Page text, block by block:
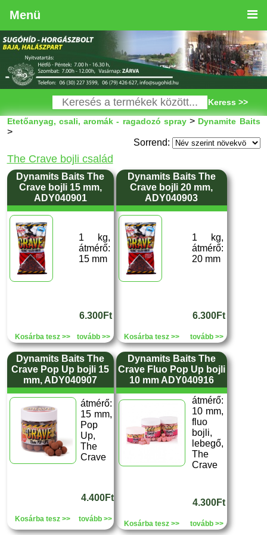
Menü
Keress >>
Etetőanyag, csali, aromák - ragadozó spray> Dynamite Baits
>
Sorrend:
The Crave bojli család
Dynamits Baits The
Crave bojli 15 mm,
ADY040901
1 kg,
átmérő:
15 mm
6.300Ft
Kosárba tesz >> tovább >>
Dynamits Baits The
Crave bojli 20 mm,
ADY040903
1 kg,
átmérő:
20 mm
6.300Ft
Kosárba tesz >> tovább >>
Dynamits Baits The
Crave Pop Up bojli 15
mm, ADY040907
átmérő:
15 mm,
Pop
Up,
The
Crave
4.400Ft
Kosárba tesz >> tovább >>
Dynamits Baits The
Crave Fluo Pop Up bojli
10 mm ADY040916
átmérő:
10 mm,
fluo
bojli,
lebegő,
The
Crave
4.300Ft
Kosárba tesz >> tovább >>